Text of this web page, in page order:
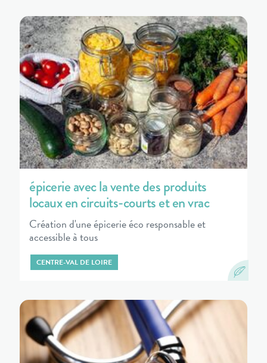
épicerie avec la vente des produits
locaux en circuits-courts et en vrac
Création d'une épicerie éco responsable et
accessible à tous
CENTRE-VAL DE LOIRE